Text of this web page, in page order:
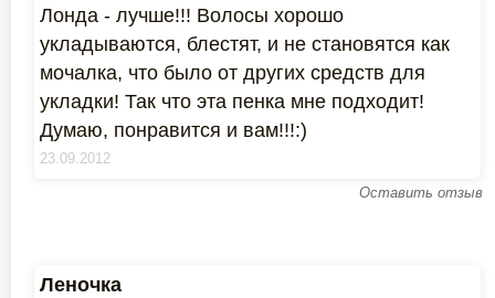
Лонда - лучше!!! Волосы хорошо
укладываются, блестят, и не становятся как
мочалка, что было от других средств для
укладки! Так что эта пенка мне подходит!
Думаю, понравится и вам!!!:)
23.09.2012
Оставить отзыв
Леночка